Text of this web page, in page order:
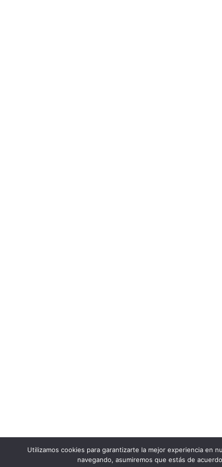
Utilizamos cookies para garantizarte la mejor experiencia en
navegando, asumiremos que estás de